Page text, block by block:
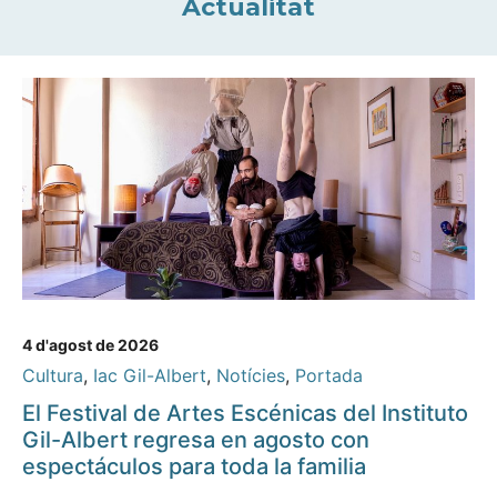
Actualitat
4 d'agost de 2026
Cultura, Iac Gil-Albert, Notícies, Portada
El Festival de Artes Escénicas del Instituto
Gil-Albert regresa en agosto con
espectáculos para toda la familia